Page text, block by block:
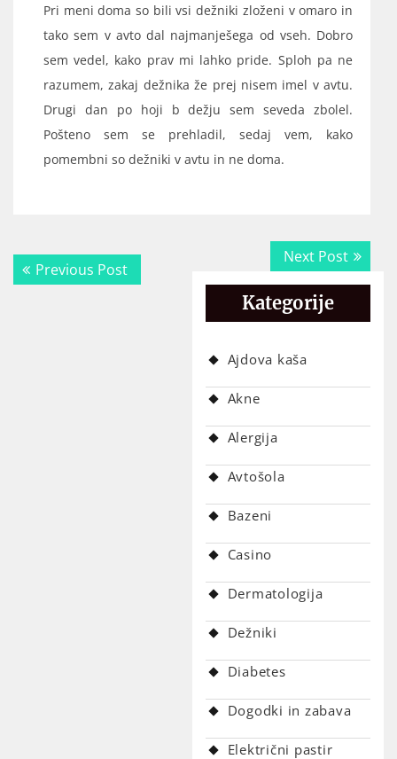
Pri meni doma so bili vsi dežniki zloženi v omaro in
tako sem v avto dal najmanješega od vseh. Dobro
sem vedel, kako prav mi lahko pride. Sploh pa ne
razumem, zakaj dežnika že prej nisem imel v avtu.
Drugi dan po hoji b dežju sem seveda zbolel.
Pošteno sem se prehladil, sedaj vem, kako
pomembni so dežniki v avtu in ne doma.
Navigacija
prispevka
Previous PostPrevious
post:
Next PostNext
post:
Kategorije
Ajdova kaša
Akne
Alergija
Avtošola
Bazeni
Casino
Dermatologija
Dežniki
Diabetes
Dogodki in zabava
Električni pastir